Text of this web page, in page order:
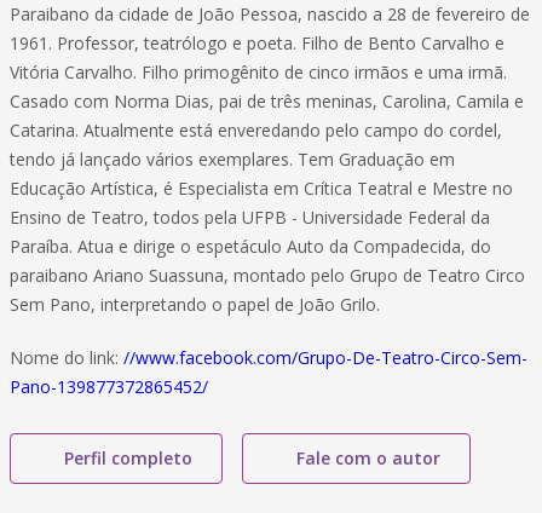
Paraibano da cidade de João Pessoa, nascido a 28 de fevereiro de
1961. Professor, teatrólogo e poeta. Filho de Bento Carvalho e
Vitória Carvalho. Filho primogênito de cinco irmãos e uma irmã.
Casado com Norma Dias, pai de três meninas, Carolina, Camila e
Catarina. Atualmente está enveredando pelo campo do cordel,
tendo já lançado vários exemplares. Tem Graduação em
Educação Artística, é Especialista em Crítica Teatral e Mestre no
Ensino de Teatro, todos pela UFPB - Universidade Federal da
Paraíba. Atua e dirige o espetáculo Auto da Compadecida, do
paraibano Ariano Suassuna, montado pelo Grupo de Teatro Circo
Sem Pano, interpretando o papel de João Grilo.
Nome do link: //www.facebook.com/Grupo-De-Teatro-Circo-Sem-
Pano-139877372865452/
Perfil completo Fale com o autor